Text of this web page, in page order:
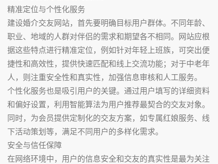
精准定位与个性化服务
建设婚介交友网站，首先要明确目标用户群体。不同年龄、
职业、地域的人群对伴侣的需求和期望各不相同。网站应根
据这些特点进行精准定位，例如针对年轻上班族，可突出便
捷性和高效性，提供快速匹配和线上交流功能；对于中老年
人，则注重安全性和真实性，加强信息审核和人工服务。
个性化服务也是吸引用户的关键。通过用户填写的详细资料
和偏好设置，利用智能算法为用户推荐最契合的交友对象。
同时，为会员提供定制化的交友方案，如专属红娘服务、线
下活动策划等，满足不同用户的多样化需求。
安全与信任保障
在网络环境中，用户的信息安全和交友的真实性是最为关注